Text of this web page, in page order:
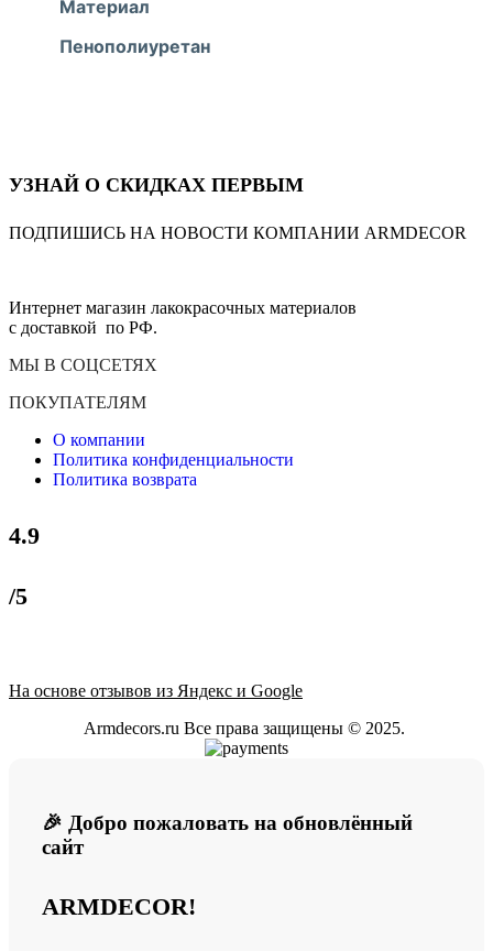
Материал
Пенополиуретан
УЗНАЙ О СКИДКАХ ПЕРВЫМ
ПОДПИШИСЬ НА НОВОСТИ КОМПАНИИ ARMDECOR
Интернет магазин лакокрасочных материалов
с доставкой по РФ.
МЫ В СОЦСЕТЯХ
ПОКУПАТЕЛЯМ
О компании
Политика конфиденциальности
Политика возврата
4.9
/5
На основе отзывов из Яндекс и Google
Armdecors.ru Все права защищены © 2025. ​
🎉 Добро пожаловать на обновлённый
сайт
ARMDECOR!